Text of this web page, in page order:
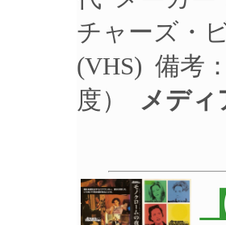
チャーズ・
(VHS) 備考
度） メディ